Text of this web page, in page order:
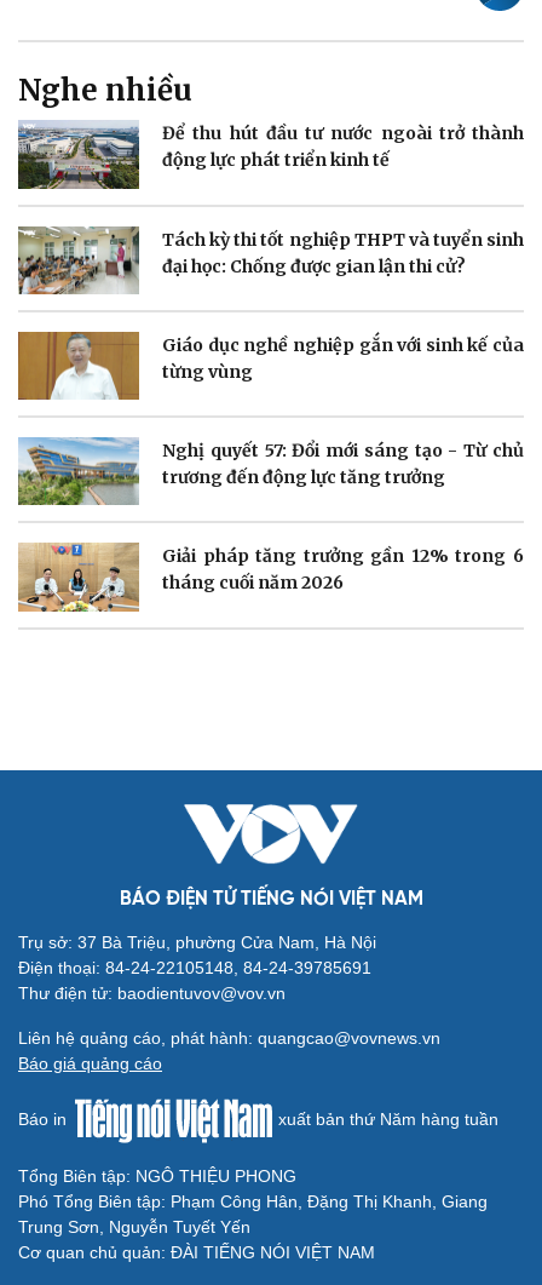
Hậu trường
Doanh nghiệp
Thông tin doanh nghiệp
Doanh nghiệp 24h
Doanh nhân
Vì cộng đồng
Công nghệ
Sành điệu
Tin Công nghệ
Trải nghiệm
Chuyển đổi số
Sức khỏe
Dinh dưỡng - món ngon
Cây thuốc
Sản phụ khoa
Nhi khoa
Đời sống
Nhà đẹp
Blog
Văn học
Âm nhạc
Di sản
Giải trí
Thời trang
Du lịch
Tư vấn
Săn Tour
check-in
Podcast
Câu chuyện thời sự
Cửa sổ tình yêu
Nghe nhiều
Để thu hút đầu tư nước ngoài trở thành
động lực phát triển kinh tế
Tách kỳ thi tốt nghiệp THPT và tuyển sinh
đại học: Chống được gian lận thi cử?
Giáo dục nghề nghiệp gắn với sinh kế của
từng vùng
Nghị quyết 57: Đổi mới sáng tạo - Từ chủ
trương đến động lực tăng trưởng
Giải pháp tăng trưởng gần 12% trong 6
tháng cuối năm 2026
BÁO ĐIỆN TỬ TIẾNG NÓI VIỆT NAM
Trụ sở: 37 Bà Triệu, phường Cửa Nam, Hà Nội
Điện thoại: 84-24-22105148, 84-24-39785691
Thư điện tử: baodientuvov@vov.vn
Liên hệ quảng cáo, phát hành: quangcao@vovnews.vn
Báo giá quảng cáo
Báo in xuất bản thứ Năm hàng tuần
Tổng Biên tập: NGÔ THIỆU PHONG
Phó Tổng Biên tập: Phạm Công Hân, Đặng Thị Khanh, Giang
Trung Sơn, Nguyễn Tuyết Yến
Cơ quan chủ quản: ĐÀI TIẾNG NÓI VIỆT NAM